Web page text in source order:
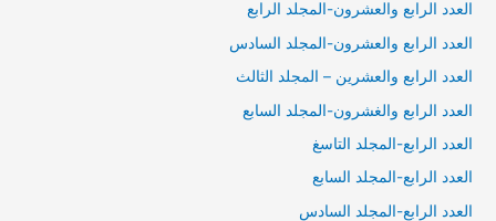
العدد الرابع والعشرون-المجلد الرابع
العدد الرابع والعشرون-المجلد السادس
العدد الرابع والعشرين – المجلد الثالث
العدد الرابع والغشرون-المجلد السابع
العدد الرابع-المجلد التاسغ
العدد الرابع-المجلد السابع
العدد الرابع-المجلد السادس